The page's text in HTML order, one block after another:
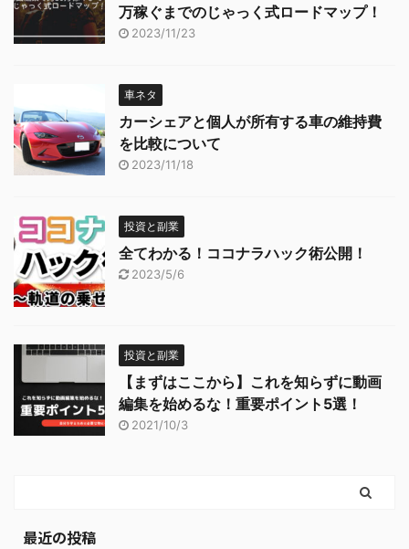
万稼ぐまでのじゃっく式ロードマップ！
2023/11/23
車ネタ
カーシェアと個人が所有する車の維持費
を比較について
2023/11/18
投資と副業
全てわかる！ココナラハック術公開！
2023/5/6
投資と副業
【まずはここから】これを知らずに動画
編集を始めるな！重要ポイント5選！
2021/10/3
最近の投稿